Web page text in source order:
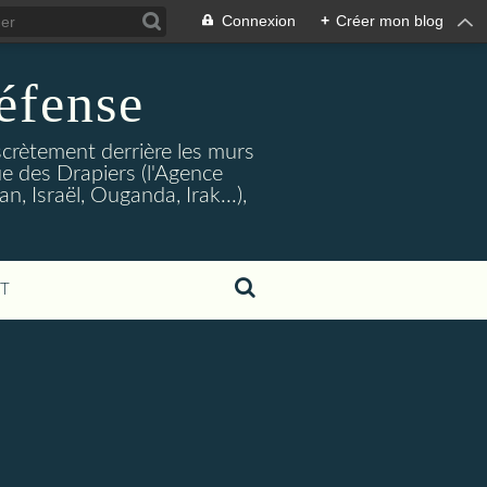
Connexion + Créer mon blog
derrière les murs
des Drapiers (l'Agence
Israël, Ouganda, Irak...),